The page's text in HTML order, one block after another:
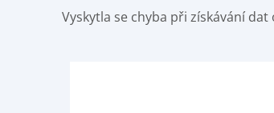
Vyskytla se chyba při získávání